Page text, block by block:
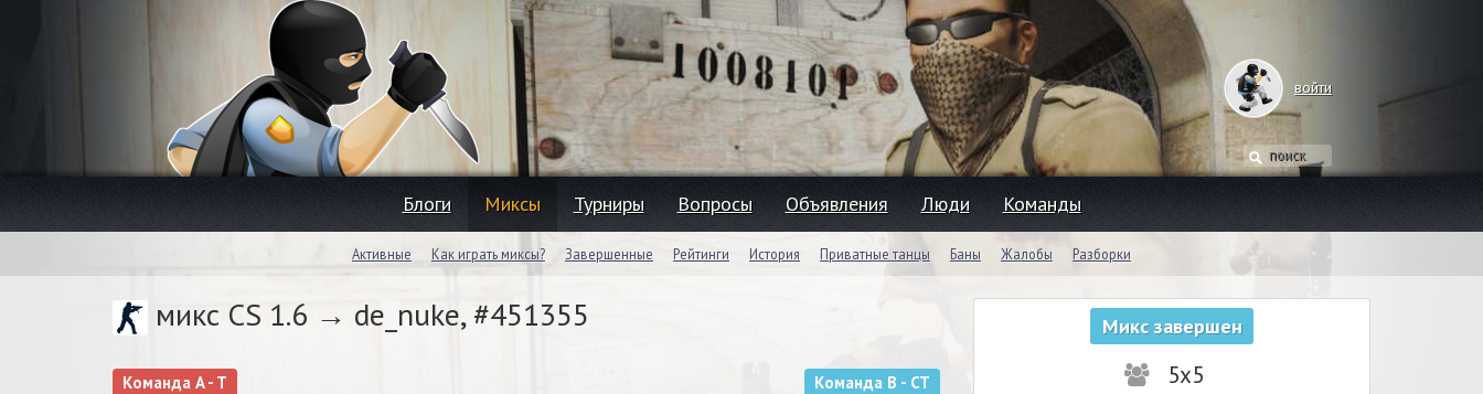
войти
Блоги Миксы Турниры Вопросы Объявления Люди Команды
Активные Как играть миксы? Завершенные Рейтинги История Приватные танцы Баны Жалобы Разборки
микс CS 1.6 → de_nuke, #451355
Команда A - T Команда B - CT
Микс завершен
5x5